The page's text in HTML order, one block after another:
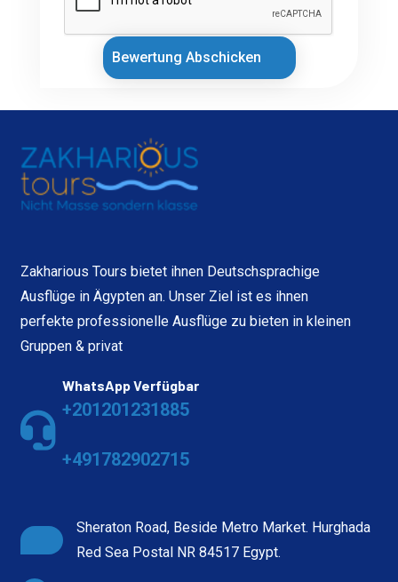
Bewertung Abschicken
Zakharious Tours bietet ihnen Deutschsprachige
Ausflüge in Ägypten an. Unser Ziel ist es ihnen
perfekte professionelle Ausflüge zu bieten in kleinen
Gruppen & privat
WhatsApp Verfügbar
+201201231885
+491782902715
Sheraton Road, Beside Metro Market. Hurghada
Red Sea Postal NR 84517 Egypt.